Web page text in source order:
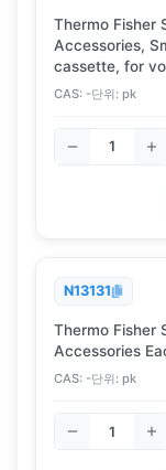
Thermo Fisher
Accessories,
cassette, for
CAS: -단위: pk
N13131
Thermo Fisher
Accessories
CAS: -단위: pk